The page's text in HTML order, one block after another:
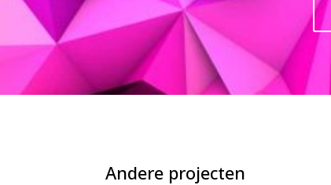
Andere projecten